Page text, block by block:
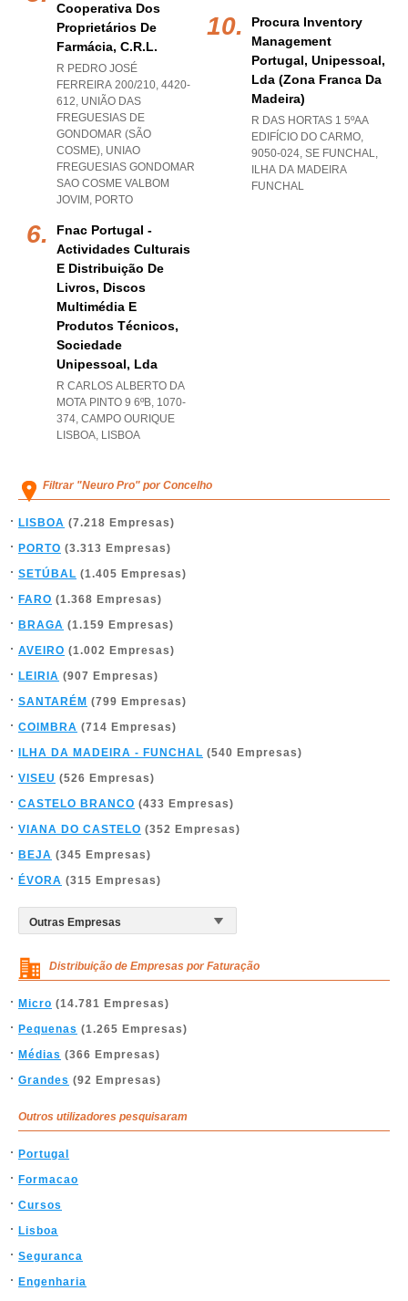
Cooperativa Dos
Proprietários De
Farmácia, C.r.l.
R PEDRO JOSÉ
FERREIRA 200/210, 4420-
612, UNIÃO DAS
FREGUESIAS DE
GONDOMAR (SÃO
COSME), UNIAO
FREGUESIAS GONDOMAR
SAO COSME VALBOM
JOVIM , PORTO
Fnac Portugal -
Actividades Culturais
E Distribuição De
Livros, Discos
Multimédia E
Produtos Técnicos,
Sociedade
Unipessoal, Lda
R CARLOS ALBERTO DA
MOTA PINTO 9 6ºB, 1070-
374, CAMPO OURIQUE
LISBOA, LISBOA
Procura Inventory
Management
Portugal, Unipessoal,
Lda (zona Franca Da
Madeira)
R DAS HORTAS 1 5ºAA
EDIFÍCIO DO CARMO,
9050-024, SE FUNCHAL,
ILHA DA MADEIRA
FUNCHAL
Filtrar "Neuro Pro" por Concelho
LISBOA (7.218 Empresas)
PORTO (3.313 Empresas)
SETÚBAL (1.405 Empresas)
FARO (1.368 Empresas)
BRAGA (1.159 Empresas)
AVEIRO (1.002 Empresas)
LEIRIA (907 Empresas)
SANTARÉM (799 Empresas)
COIMBRA (714 Empresas)
ILHA DA MADEIRA - FUNCHAL (540 Empresas)
VISEU (526 Empresas)
CASTELO BRANCO (433 Empresas)
VIANA DO CASTELO (352 Empresas)
BEJA (345 Empresas)
ÉVORA (315 Empresas)
Distribuição de Empresas por Faturação
Micro (14.781 Empresas)
Pequenas (1.265 Empresas)
Médias (366 Empresas)
Grandes (92 Empresas)
Outros utilizadores pesquisaram
Portugal
Formacao
Cursos
Lisboa
Seguranca
Engenharia